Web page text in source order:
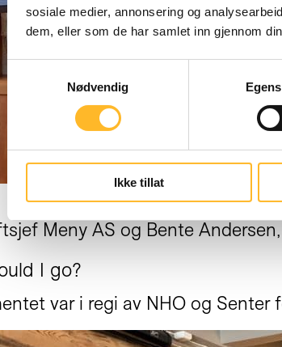
sosiale medier, annonsering og
dem, eller som de har samlet inn gjennom
Nødvendig
Ikke tillat
Meny AS og Bente
I go?
var i regi av NHO og Senter